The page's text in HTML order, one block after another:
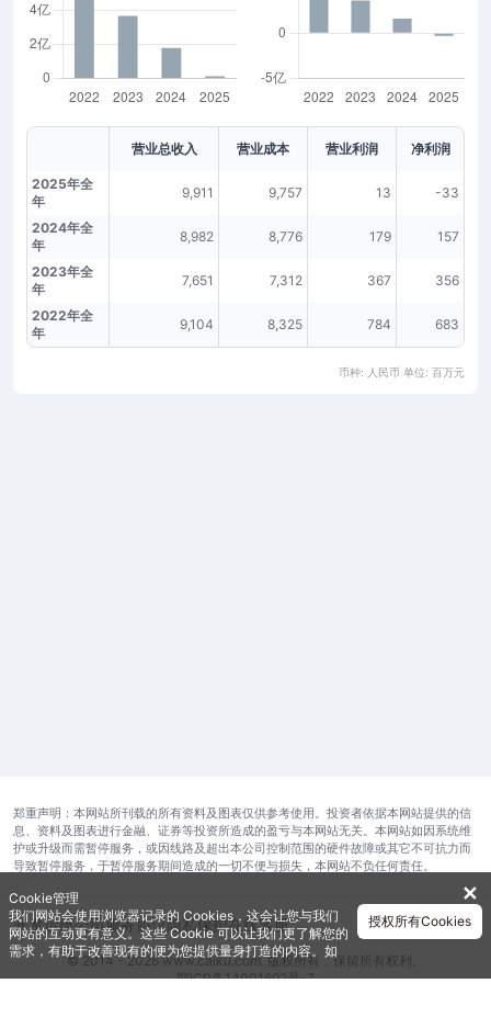
营业总收入 营业成本 营业利润 净利润
2025年全
年
9,911 9,757 13 -33
2024年全
年
8,982 8,776 179 157
2023年全
年
7,651 7,312 367 356
2022年全
年
9,104 8,325 784 683
币种: 人民币 单位: 百万元
郑重声明：本网站所刊载的所有资料及图表仅供参考使用。投资者依据本网站提供的信
息、资料及图表进行金融、证券等投资所造成的盈亏与本网站无关。本网站如因系统维
护或升级而需暂停服务，或因线路及超出本公司控制范围的硬件故障或其它不可抗力而
导致暂停服务，于暂停服务期间造成的一切不便与损失，本网站不负任何责任。
开发运维公司服务协议隐私保护在线客服
© 2014 - 2026 www.caiku.com. 版权所有，保留所有权利。
鄂ICP备14001692号-7
✕
Cookie管理
我们网站会使用浏览器记录的 Cookies，这会让您与我们
网站的互动更有意义。这些 Cookie 可以让我们更了解您的
需求，有助于改善现有的便为您提供量身打造的内容。如
需获取更多有关我们使用的各种 Cookies 的信息，请查阅
授权所有Cookies